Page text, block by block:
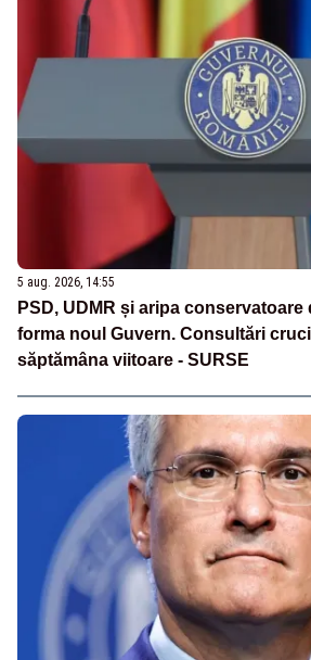
5 aug. 2026, 14:55
PSD, UDMR și aripa conservatoare
forma noul Guvern. Consultări
săptămâna viitoare - SURSE